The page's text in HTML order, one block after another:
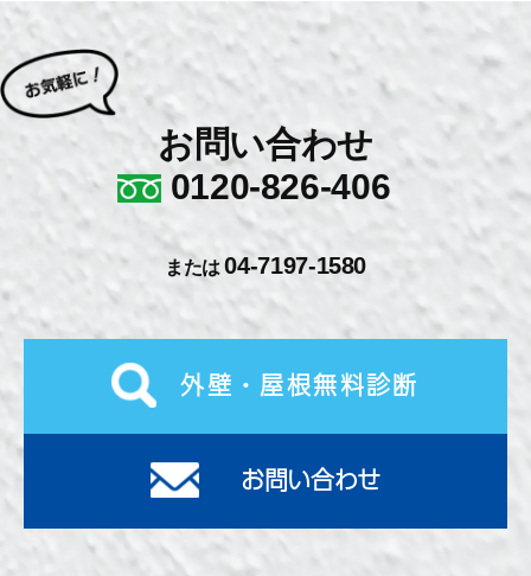
お問い合わせ
0120-826-406
または04-7197-1580
外壁・屋根無料診断
お問い合わせ